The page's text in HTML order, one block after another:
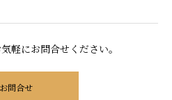
軽にお問合せください。
お問合せ